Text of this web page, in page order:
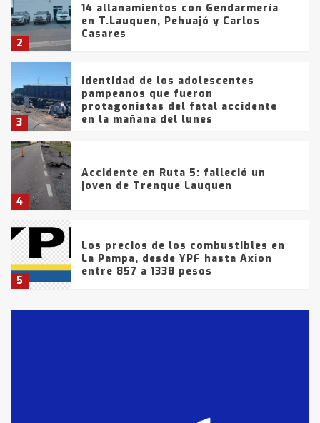
2
14 allanamientos con Gendarmería
en T.Lauquen, Pehuajó y Carlos
Casares
3
Identidad de los adolescentes
pampeanos que fueron
protagonistas del fatal accidente
en la mañana del lunes
4
Accidente en Ruta 5: falleció un
joven de Trenque Lauquen
5
Los precios de los combustibles en
La Pampa, desde YPF hasta Axion
entre 857 a 1338 pesos
fueron detenidos por